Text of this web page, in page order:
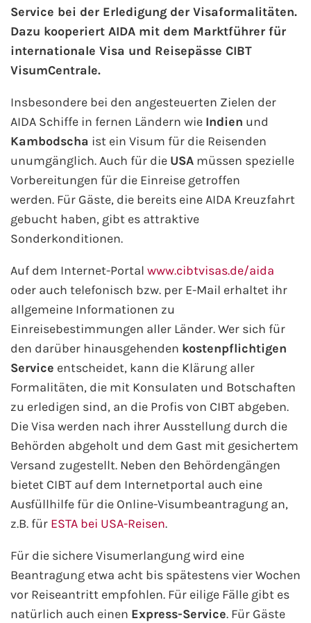
AIDA Kanaren & Madeira
AIDA Nordeuropa
AIDA Norwegen
AIDA Westeuropa
AIDA Ostsee
AIDA Orient
AIDA Adria
AIDA Nordamerika
AIDA Südostasien
AIDA Weltreisen
Alle AIDA Häfen
Mein Schiff Reiseziele
Mein Schiff Karibik
Mein Schiff Kanaren
Mein Schiff Norwegen
Mein Schiff Mittelmeer
Mein Schiff Westeuropa
Service bei der Erledigung der Visaformalitäten.
Dazu kooperiert AIDA mit dem Marktführer für
internationale Visa und Reisepässe CIBT
VisumCentrale.
Insbesondere bei den angesteuerten Zielen der
AIDA Schiffe in fernen Ländern wie Indien und
Kambodscha ist ein Visum für die Reisenden
unumgänglich. Auch für die USA müssen spezielle
Vorbereitungen für die Einreise getroffen
werden. Für Gäste, die bereits eine AIDA Kreuzfahrt
gebucht haben, gibt es attraktive
Sonderkonditionen.
Auf dem Internet-Portal www.cibtvisas.de/aida
oder auch telefonisch bzw. per E-Mail erhaltet ihr
allgemeine Informationen zu
Einreisebestimmungen aller Länder. Wer sich für
den darüber hinausgehenden kostenpflichtigen
Service entscheidet, kann die Klärung aller
Formalitäten, die mit Konsulaten und Botschaften
zu erledigen sind, an die Profis von CIBT abgeben.
Die Visa werden nach ihrer Ausstellung durch die
Behörden abgeholt und dem Gast mit gesichertem
Versand zugestellt. Neben den Behördengängen
bietet CIBT auf dem Internetportal auch eine
Ausfüllhilfe für die Online-Visumbeantragung an,
z.B. für ESTA bei USA-Reisen.
Für die sichere Visumerlangung wird eine
Beantragung etwa acht bis spätestens vier Wochen
vor Reiseantritt empfohlen. Für eilige Fälle gibt es
natürlich auch einen Express-Service. Für Gäste